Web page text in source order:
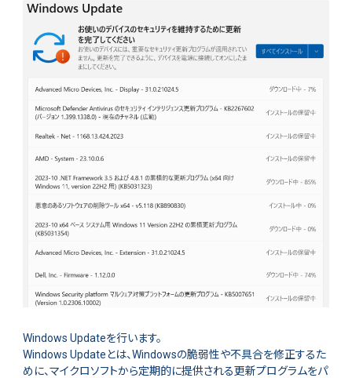
Windows Updateを行います。
Windows Updateとは、Windowsの脆弱性や不具合を修正するた
めに、マイクロソフトから定期的に提供される更新プログラムをパ